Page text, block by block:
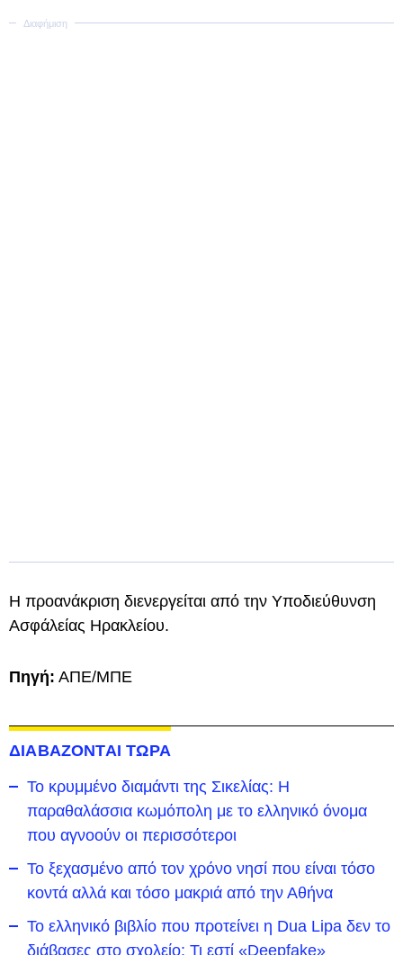
Η προανάκριση διενεργείται από την Υποδιεύθυνση
Ασφάλείας Ηρακλείου.
Πηγή: ΑΠΕ/ΜΠΕ
ΔΙΑΒΑΖΟΝΤΑΙ ΤΩΡΑ
Το κρυμμένο διαμάντι της Σικελίας: Η
παραθαλάσσια κωμόπολη με το ελληνικό όνομα
που αγνοούν οι περισσότεροι
To ξεχασμένο από τον χρόνο νησί που είναι τόσο
κοντά αλλά και τόσο μακριά από την Αθήνα
Το ελληνικό βιβλίο που προτείνει η Dua Lipa δεν το
διάβασες στο σχολείο: Τι εστί «Deepfake»